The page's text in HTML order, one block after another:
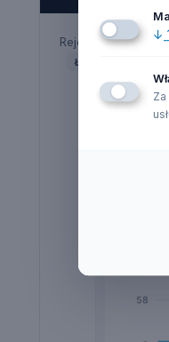
Rejestracje firm z
Łącznie: 5 474 firm
↓